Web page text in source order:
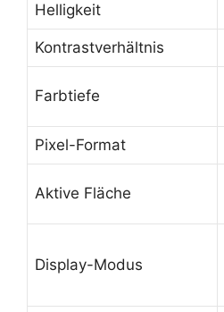
Helligkeit
Kontrastverhältnis
Farbtiefe
Pixel-Format
Aktive Fläche
Display-Modus